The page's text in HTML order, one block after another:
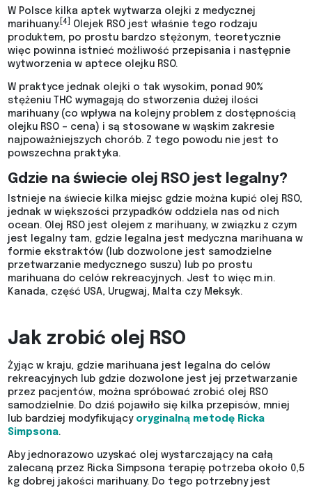
W Polsce kilka aptek wytwarza olejki z medycznej
marihuany. [4]
Olejek RSO jest właśnie tego rodzaju
produktem, po prostu bardzo stężonym, teoretycznie
więc powinna istnieć możliwość przepisania i następnie
wytworzenia w aptece olejku RSO.
W praktyce jednak olejki o tak wysokim, ponad 90%
stężeniu THC wymagają do stworzenia dużej ilości
marihuany (co wpływa na kolejny problem z dostępnością
olejku RSO – cena) i są stosowane w wąskim zakresie
najpoważniejszych chorób. Z tego powodu nie jest to
powszechna praktyka.
Gdzie na świecie olej RSO jest legalny?
Istnieje na świecie kilka miejsc gdzie można kupić olej RSO,
jednak w większości przypadków oddziela nas od nich
ocean. Olej RSO jest olejem z marihuany, w związku z czym
jest legalny tam, gdzie legalna jest medyczna marihuana w
formie ekstraktów (lub dozwolone jest samodzielne
przetwarzanie medycznego suszu) lub po prostu
marihuana do celów rekreacyjnych. Jest to więc m.in.
Kanada, część USA, Urugwaj, Malta czy Meksyk.
Jak zrobić olej RSO
Żyjąc w kraju, gdzie marihuana jest legalna do celów
rekreacyjnych lub gdzie dozwolone jest jej przetwarzanie
przez pacjentów, można spróbować zrobić olej RSO
samodzielnie. Do dziś pojawiło się kilka przepisów, mniej
lub bardziej modyfikujący oryginalną metodę Ricka
Simpsona.
Aby jednorazowo uzyskać olej wystarczający na całą
zalecaną przez Ricka Simpsona terapię potrzeba około 0,5
kg dobrej jakości marihuany. Do tego potrzebny jest